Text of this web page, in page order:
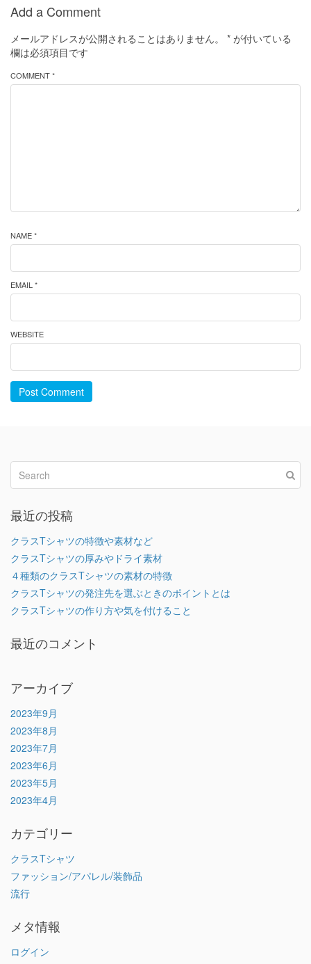
Add a Comment
メールアドレスが公開されることはありません。 * が付いている
欄は必須項目です
COMMENT *
NAME *
EMAIL *
WEBSITE
Post Comment
最近の投稿
クラスTシャツの特徴や素材など
クラスTシャツの厚みやドライ素材
４種類のクラスTシャツの素材の特徴
クラスTシャツの発注先を選ぶときのポイントとは
クラスTシャツの作り方や気を付けること
最近のコメント
アーカイブ
2023年9月
2023年8月
2023年7月
2023年6月
2023年5月
2023年4月
カテゴリー
クラスTシャツ
ファッション/アパレル/装飾品
流行
メタ情報
ログイン